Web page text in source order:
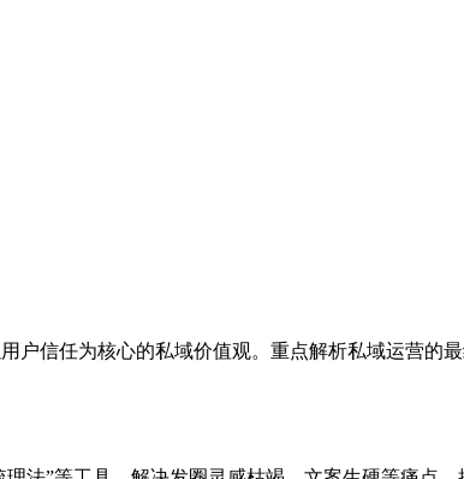
户信任为核心的私域价值观。重点解析私域运营的